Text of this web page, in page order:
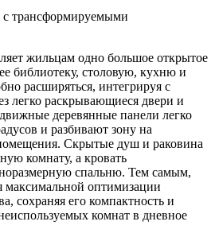
жильцам одно большое открытое
библиотеку, столовую, кухню и
расширяться, интегрируя с
легко раскрывающиеся двери и
деревянные панели легко
и разбивают зону на
Скрытые душ и раковина
комнату, а кровать
спальню. Тем самым,
максимальной оптимизации
сохраняя его компактность и
комнат в дневное